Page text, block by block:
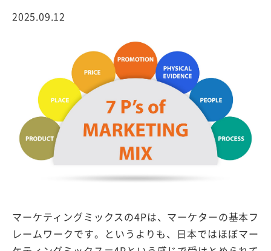
2025.09.12
マーケティングミックスの4Pは、マーケターの基本フ
レームワークです。というよりも、日本ではほぼマー